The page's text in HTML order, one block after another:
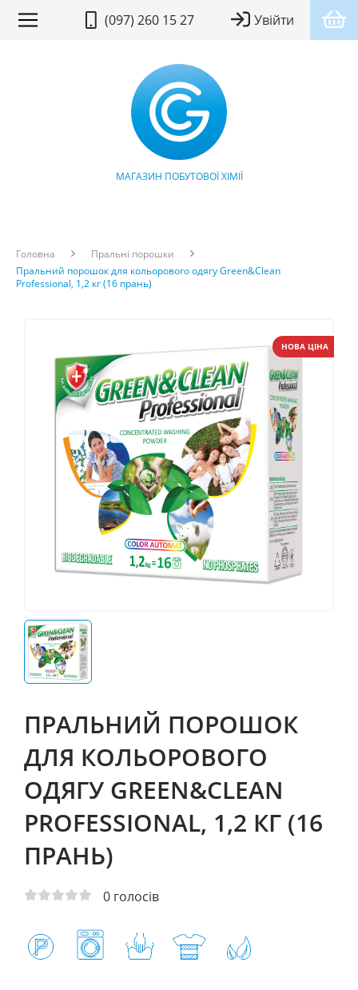
(097) 260 15 27 Увійти
МАГАЗИН ПОБУТОВОЇ ХІМІЇ
Головна
Пральні порошки
Пральний порошок для кольорового одягу Green&Clean
Professional, 1,2 кг (16 прань)
НОВА ЦІНА
ПРАЛЬНИЙ ПОРОШОК
ДЛЯ КОЛЬОРОВОГО
ОДЯГУ GREEN&CLEAN
PROFESSIONAL, 1,2 КГ (16
ПРАНЬ)
0 голосів